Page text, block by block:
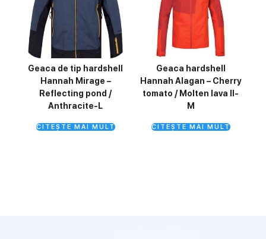
Geaca de tip hardshell
Hannah Mirage –
Reflecting pond /
Anthracite-L
CITEȘTE MAI MULT
Geaca hardshell
Hannah Alagan – Cherry
tomato / Molten lava II-
M
CITEȘTE MAI MULT